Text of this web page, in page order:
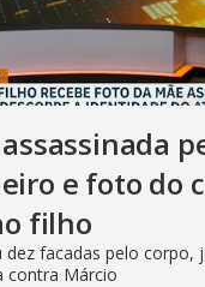
e foto do
filho
dez facadas pelo corpo,
contra Márcio